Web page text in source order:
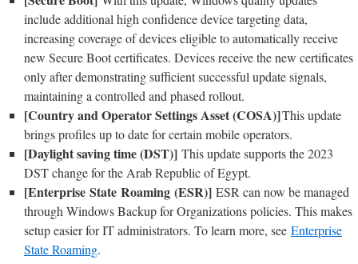
include additional high confidence device targeting data,
increasing coverage of devices eligible to automatically receive
new Secure Boot certificates. Devices receive the new certificates
only after demonstrating sufficient successful update signals,
maintaining a controlled and phased rollout. ​​​​​​​
[Country and Operator Settings Asset (COSA)]This update
brings profiles up to date for certain mobile operators.
[Daylight saving time (DST)] This update supports the 2023
DST change for the Arab Republic of Egypt.
[Enterprise State Roaming (ESR)] ESR can now be managed
through Windows Backup for Organizations policies. This makes
setup easier for IT administrators. To learn more, see Enterprise
State Roaming.